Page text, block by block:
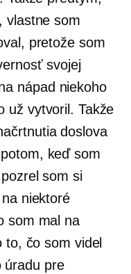
vlastne som
pretože som
svojej
nápad niekoho
už vytvoril. Takže
doslova
keď som
som si
niektoré
som mal na
to, čo som videl
úradu pre